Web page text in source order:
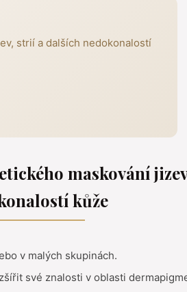
strií a dalších nedokonalostí
maskování
kůže
v malých skupinách.
své znalosti v oblasti